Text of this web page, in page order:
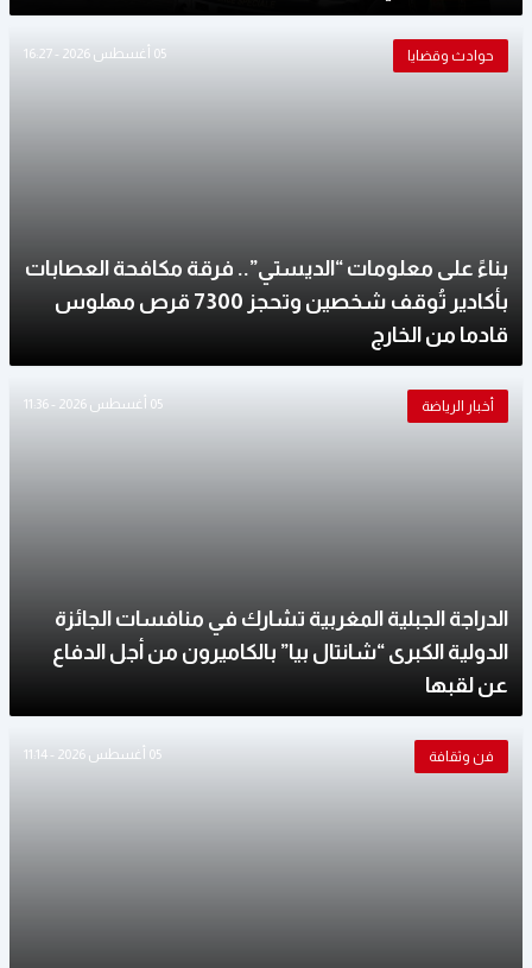
حوادث وقضايا 05 أغسطس 2026 - 16:27
بناءً على معلومات “الديستي”.. فرقة مكافحة العصابات
بأكادير تُوقف شخصين وتحجز 7300 قرص مهلوس
قادما من الخارج
أخبار الرياضة 05 أغسطس 2026 - 11:36
الدراجة الجبلية المغربية تشارك في منافسات الجائزة
الدولية الكبرى “شانتال بيا” بالكاميرون من أجل الدفاع
عن لقبها
فن وثقافة 05 أغسطس 2026 - 11:14